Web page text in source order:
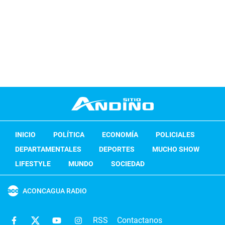
INICIO POLÍTICA ECONOMÍA
POLICIALES
DEPARTAMENTALES
DEPORTES
MUCHO SHOW
LIFESTYLE
MUNDO SOCIEDAD
ACONCAGUA RADIO
RSS Contactanos